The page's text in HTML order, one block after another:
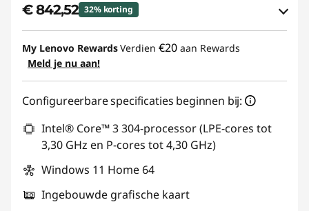
€ 842,52 32% korting
eCoupon-besparingen :-€ 396,48
eCoupon gebruiken :
My Lenovo RewardsVerdien €20 aan Rewards
Meld je nu aan!
Configureerbare specificaties beginnen bij:
Intel® Core™ 3 304-processor (LPE-cores tot
3,30 GHz en P-cores tot 4,30 GHz)
Windows 11 Home 64
Ingebouwde grafische kaart